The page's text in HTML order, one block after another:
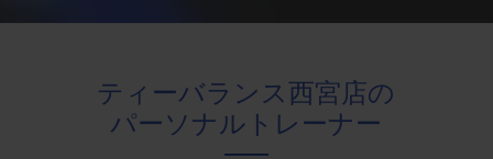
ティーバランス西宮店の
パーソナルトレーナー